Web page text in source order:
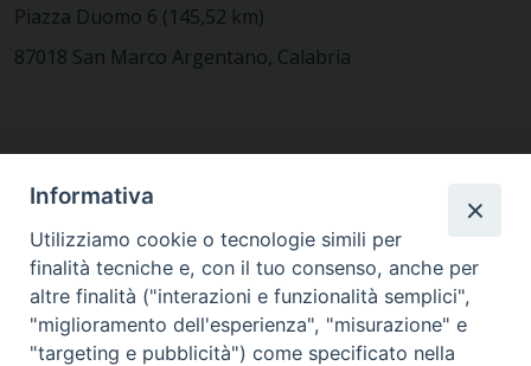
Piazza Duomo 6 (145,52 km)
87018 San Marco Argentano, Calabria
MODULISTICA
WEBMAIL
Informativa
Utilizziamo cookie o tecnologie simili per
finalità tecniche e, con il tuo consenso, anche per
altre finalità ("interazioni e funzionalità semplici",
"miglioramento dell'esperienza", "misurazione" e
"targeting e pubblicità") come specificato nella